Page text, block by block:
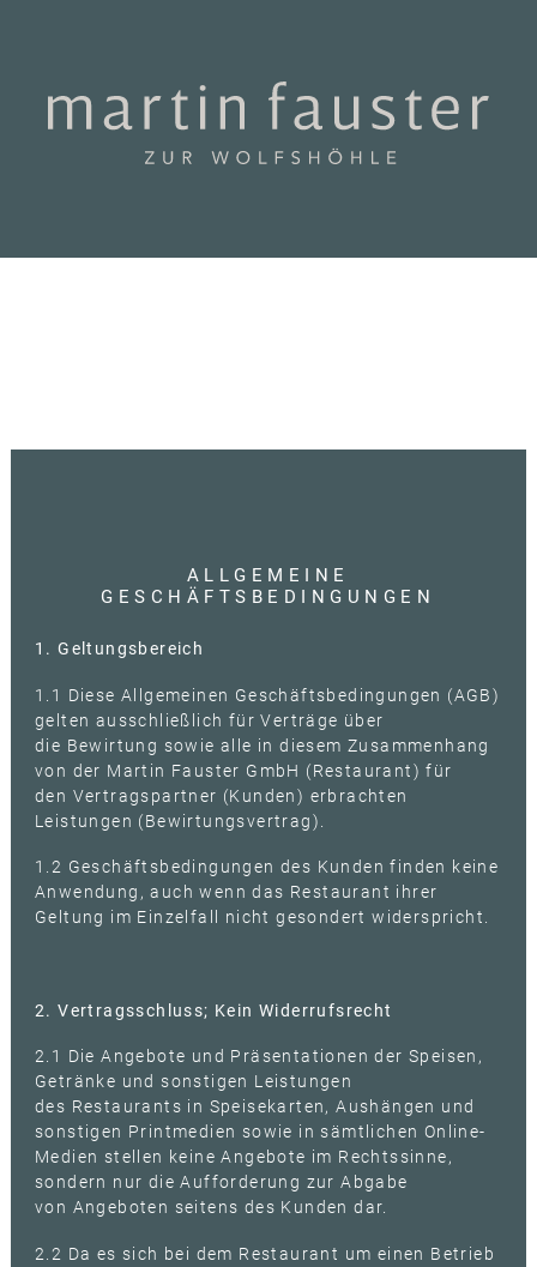
ALLGEMEINE
GESCHÄFTSBEDINGUNGEN
1. Geltungsbereich
1.1 Diese Allgemeinen Geschäftsbedingungen (AGB)
gelten ausschließlich für Verträge über
die Bewirtung sowie alle in diesem Zusammenhang
von der Martin Fauster GmbH (Restaurant) für
den Vertragspartner (Kunden) erbrachten
Leistungen (Bewirtungsvertrag).
1.2 Geschäftsbedingungen des Kunden finden keine
Anwendung, auch wenn das Restaurant ihrer
Geltung im Einzelfall nicht gesondert widerspricht.
2. Vertragsschluss; Kein Widerrufsrecht
2.1 Die Angebote und Präsentationen der Speisen,
Getränke und sonstigen Leistungen
des Restaurants in Speisekarten, Aushängen und
sonstigen Printmedien sowie in sämtlichen Online-
Medien stellen keine Angebote im Rechtssinne,
sondern nur die Aufforderung zur Abgabe
von Angeboten seitens des Kunden dar.
2.2 Da es sich bei dem Restaurant um einen Betrieb